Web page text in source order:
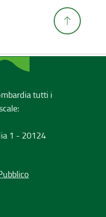
tutti i
1 - 20124